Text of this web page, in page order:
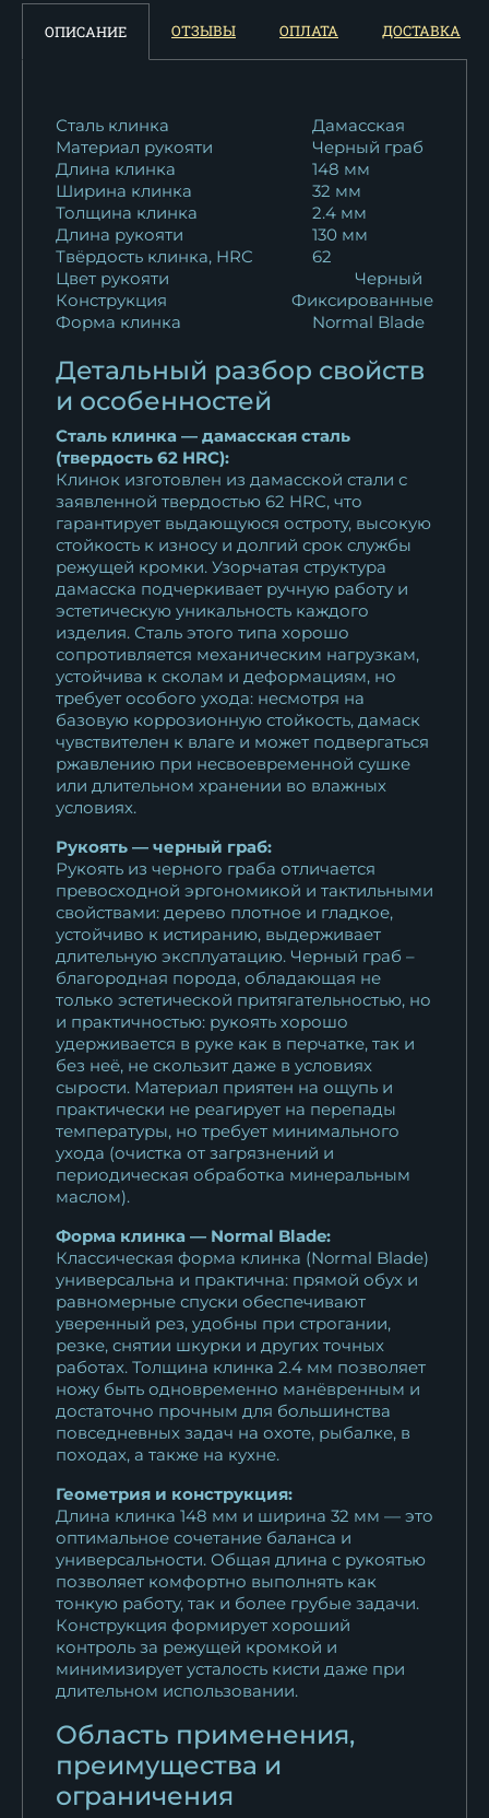
Нож Овод 2 дамаск
ламинированный...
Нож Овод 2 дамаск торцевой
рукоять...
33 231
Нож Овод 2 дамаск
нержавеющий кость...
156 409
Нож Овод 2 дамаск торцевой
черный...
21 085₽
Нож Овод 2 дамаск полный
камень...
61 686 ₽
Нож Овод 2 дамаск торцевой
с...
29 492₽
Нож Овод 2 дамаск полный
камень...
63 743₽
Нож Овод 2 дамаск торцевой
резная...
29 492₽
Нож Овод 2 булат черный
граб...
18 389₽
Нож Овод 2 х12мф черный
граб...
10 922₽
Нож Овод 2 х12мф черный
граб...
10 922₽
Нож Овод 2 дамаск рукоять
черный граб...
ОПИСАНИЕ ОТЗЫВЫ ОПЛАТА ДОСТАВКА
Сталь клинка
Дамасская
Материал рукояти
Черный граб
Длина клинка
148 мм
Ширина клинка
32 мм
Толщина клинка
2.4 мм
Длина рукояти
130 мм
Твёрдость клинка, HRC
62
Цвет рукояти
Черный
Конструкция
Фиксированные
Форма клинка
Normal Blade
Детальный разбор свойств
и особенностей
Сталь клинка — дамасская сталь
(твердость 62 HRC):
Клинок изготовлен из дамасской стали с
заявленной твердостью 62 HRC, что
гарантирует выдающуюся остроту, высокую
стойкость к износу и долгий срок службы
режущей кромки. Узорчатая структура
дамасска подчеркивает ручную работу и
эстетическую уникальность каждого
изделия. Сталь этого типа хорошо
сопротивляется механическим нагрузкам,
устойчива к сколам и деформациям, но
требует особого ухода: несмотря на
базовую коррозионную стойкость, дамаск
чувствителен к влаге и может подвергаться
ржавлению при несвоевременной сушке
или длительном хранении во влажных
условиях.
Рукоять — черный граб:
Рукоять из черного граба отличается
превосходной эргономикой и тактильными
свойствами: дерево плотное и гладкое,
устойчиво к истиранию, выдерживает
длительную эксплуатацию. Черный граб –
благородная порода, обладающая не
только эстетической притягательностью, но
и практичностью: рукоять хорошо
удерживается в руке как в перчатке, так и
без неё, не скользит даже в условиях
сырости. Материал приятен на ощупь и
практически не реагирует на перепады
температуры, но требует минимального
ухода (очистка от загрязнений и
периодическая обработка минеральным
маслом).
Форма клинка — Normal Blade:
Классическая форма клинка (Normal Blade)
универсальна и практична: прямой обух и
равномерные спуски обеспечивают
уверенный рез, удобны при строгании,
резке, снятии шкурки и других точных
работах. Толщина клинка 2.4 мм позволяет
ножу быть одновременно манёвренным и
достаточно прочным для большинства
повседневных задач на охоте, рыбалке, в
походах, а также на кухне.
Геометрия и конструкция:
Длина клинка 148 мм и ширина 32 мм — это
оптимальное сочетание баланса и
универсальности. Общая длина с рукоятью
позволяет комфортно выполнять как
тонкую работу, так и более грубые задачи.
Конструкция формирует хороший
контроль за режущей кромкой и
минимизирует усталость кисти даже при
длительном использовании.
Область применения,
преимущества и
ограничения